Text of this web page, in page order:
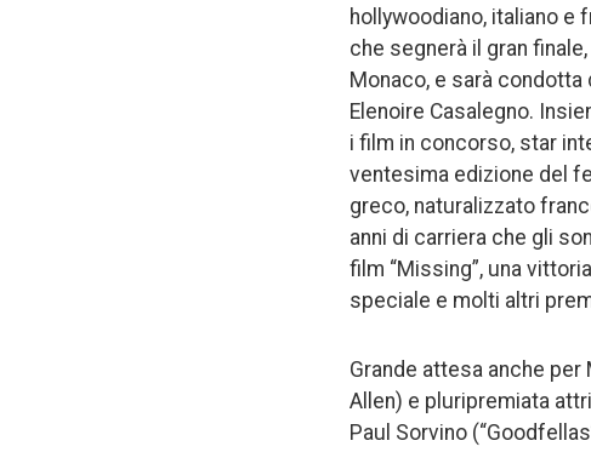
hollywoodiano, italiano e
che segnerà il gran
Monaco, e sarà
Elenoire Casalegno.
i film in concorso, star
ventesima edizione del
greco, naturalizzato
anni di carriera che gli
film “Missing”, una
speciale e molti altri
Grande attesa anche per
Allen) e pluripremiata
Paul Sorvino